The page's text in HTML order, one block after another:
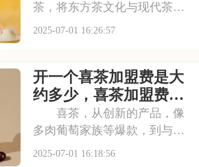
茶，将东方茶文化与现代茶饮
巧妙结合。以“原叶鲜奶茶”为
茶饮市场脱颖而出。不少投资
者被其吸引，以下是开一个霸
王茶姬店大概多少钱，
2025-07-01 16:26:57
开一个喜茶加盟费是大
约多少，喜茶加盟费用
包括哪些方面
喜茶，从创新的产品，像
多肉葡萄家族等爆款，到与知
名品牌跨界联名提升影响力，
2025-07-01 16:18:56